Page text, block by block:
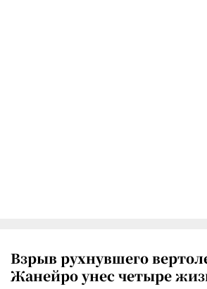
Взрыв рухнувшего
Жанейро унес четыре